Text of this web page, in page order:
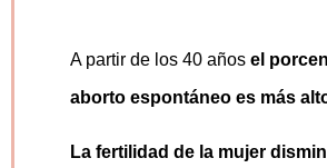
A partir de los 40 años el
aborto espontáneo es más
La fertilidad de la mujer